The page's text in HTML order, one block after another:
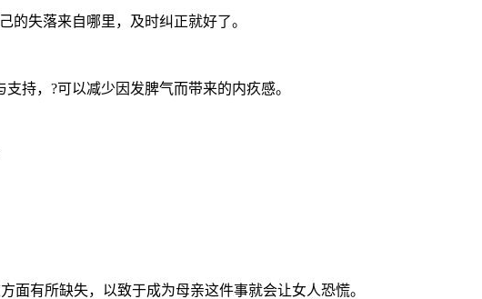
的失落来自哪里，及时纠正就好了。
持，?可以减少因发脾气而带来的内疚感。
有所缺失，以致于成为母亲这件事就会让女人恐慌。